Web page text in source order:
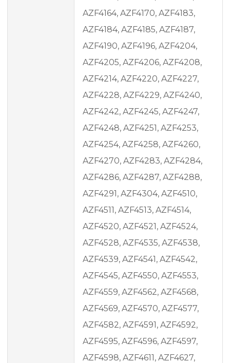
AZF4164, AZF4170, AZF4183,
AZF4184, AZF4185, AZF4187,
AZF4190, AZF4196, AZF4204,
AZF4205, AZF4206, AZF4208,
AZF4214, AZF4220, AZF4227,
AZF4228, AZF4229, AZF4240,
AZF4242, AZF4245, AZF4247,
AZF4248, AZF4251, AZF4253,
AZF4254, AZF4258, AZF4260,
AZF4270, AZF4283, AZF4284,
AZF4286, AZF4287, AZF4288,
AZF4291, AZF4304, AZF4510,
AZF4511, AZF4513, AZF4514,
AZF4520, AZF4521, AZF4524,
AZF4528, AZF4535, AZF4538,
AZF4539, AZF4541, AZF4542,
AZF4545, AZF4550, AZF4553,
AZF4559, AZF4562, AZF4568,
AZF4569, AZF4570, AZF4577,
AZF4582, AZF4591, AZF4592,
AZF4595, AZF4596, AZF4597,
AZF4598, AZF4611, AZF4627,